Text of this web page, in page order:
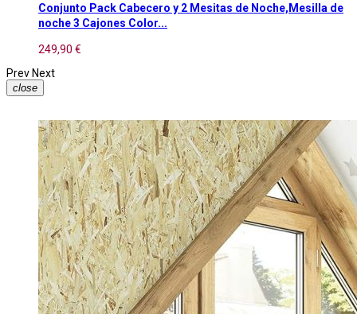
Conjunto Pack Cabecero y 2 Mesitas de Noche,Mesilla de
noche 3 Cajones Color...
249,90 €
Prev Next
close